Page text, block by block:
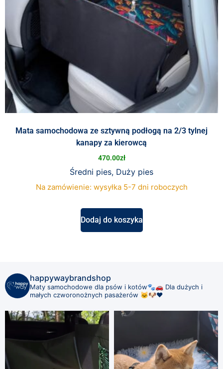
Mata samochodowa ze sztywną podłogą na 2/3 tylnej
kanapy za kierowcą
470.00zł
Średni pies, Duży pies
Na zamówienie: wysyłka 5-7 dni roboczych
Dodaj do koszyka
happywaybrandshop
Maty samochodowe dla psów i kotów🐾🚗 Dla dużych i
małych czworonożnych pasażerów 🐱🐶❤️